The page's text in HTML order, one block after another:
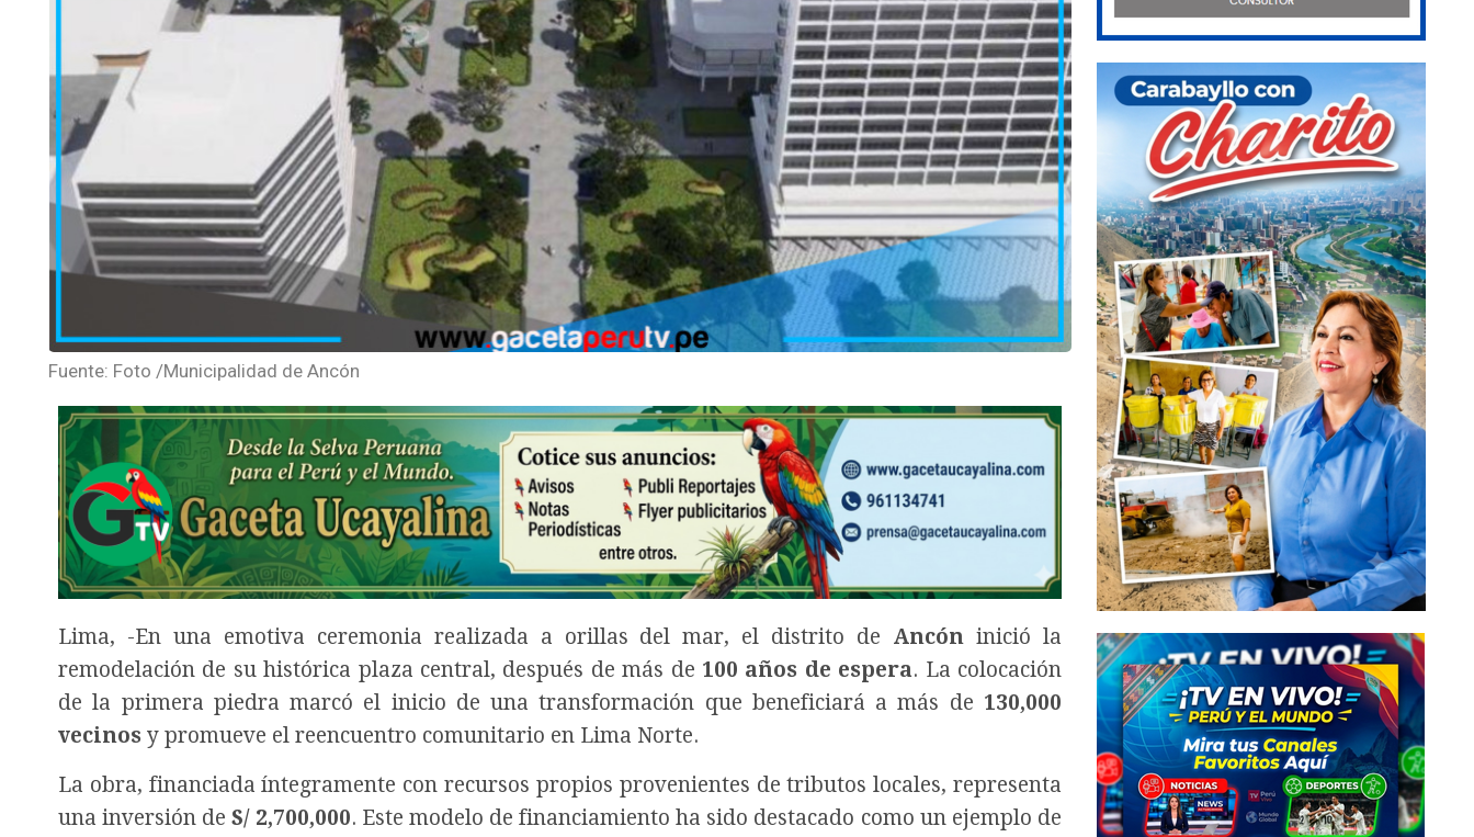
Fuente: Foto /Municipalidad de Ancón
Lima, -En una emotiva ceremonia realizada a orillas del mar, el distrito de Ancón inició la
remodelación de su histórica plaza central, después de más de 100 años de espera. La colocación
de la primera piedra marcó el inicio de una transformación que beneficiará a más de 130,000
vecinos y promueve el reencuentro comunitario en Lima Norte.
La obra, financiada íntegramente con recursos propios provenientes de tributos locales, representa
una inversión deS/ 2,700,000. Este modelo de financiamiento ha sido destacado como un ejemplo de